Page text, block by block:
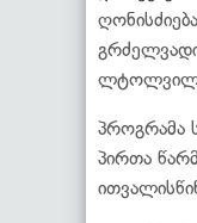
პროგრამა
პირთა